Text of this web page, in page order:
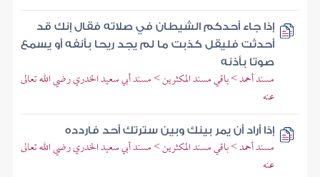
إذا جاء أحدكم الشيطان في صلاته فقال إنك قد
أحدثت فليقل كذبت ما لم يجد ريحا بأنفه أو يسمع
صوتا بأذنه
مسند أحمد > باقي مسند المكثرين > مسند أبي سعيد الخدري رضي الله تعالى
عنه
إذا أراد أن يمر بينك وبين سترتك أحد فاردده
مسند أحمد > باقي مسند المكثرين > مسند أبي سعيد الخدري رضي الله تعالى
عنه